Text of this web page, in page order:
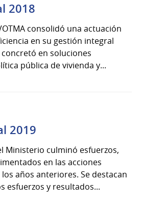
2018
consolidó una actuación
en su gestión integral
en soluciones
pública de vivienda y...
2019
Ministerio culminó esfuerzos,
en las acciones
años anteriores. Se destacan
esfuerzos y resultados...